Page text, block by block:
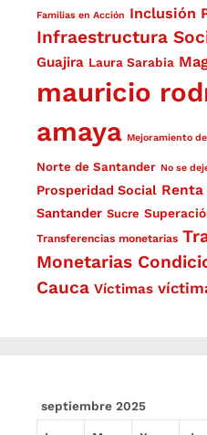
Familias en Acción Inclusión
Infraestructura
Guajira Laura Sarabia
mauricio
amaya Mejoramiento
Norte de Santander No se
Prosperidad Social
Santander Sucre
Transferencias monetarias
Monetarias
Cauca Víctimas
septiembre 2025